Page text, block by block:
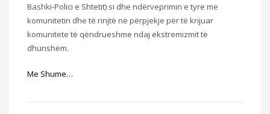
Bashki-Polici e Shtetit) si dhe ndërveprimin e tyre me
komunitetin dhe të rinjtë në përpjekje për të krijuar
komunitete të qëndrueshme ndaj ekstremizmit të
dhunshëm.
Me Shume…